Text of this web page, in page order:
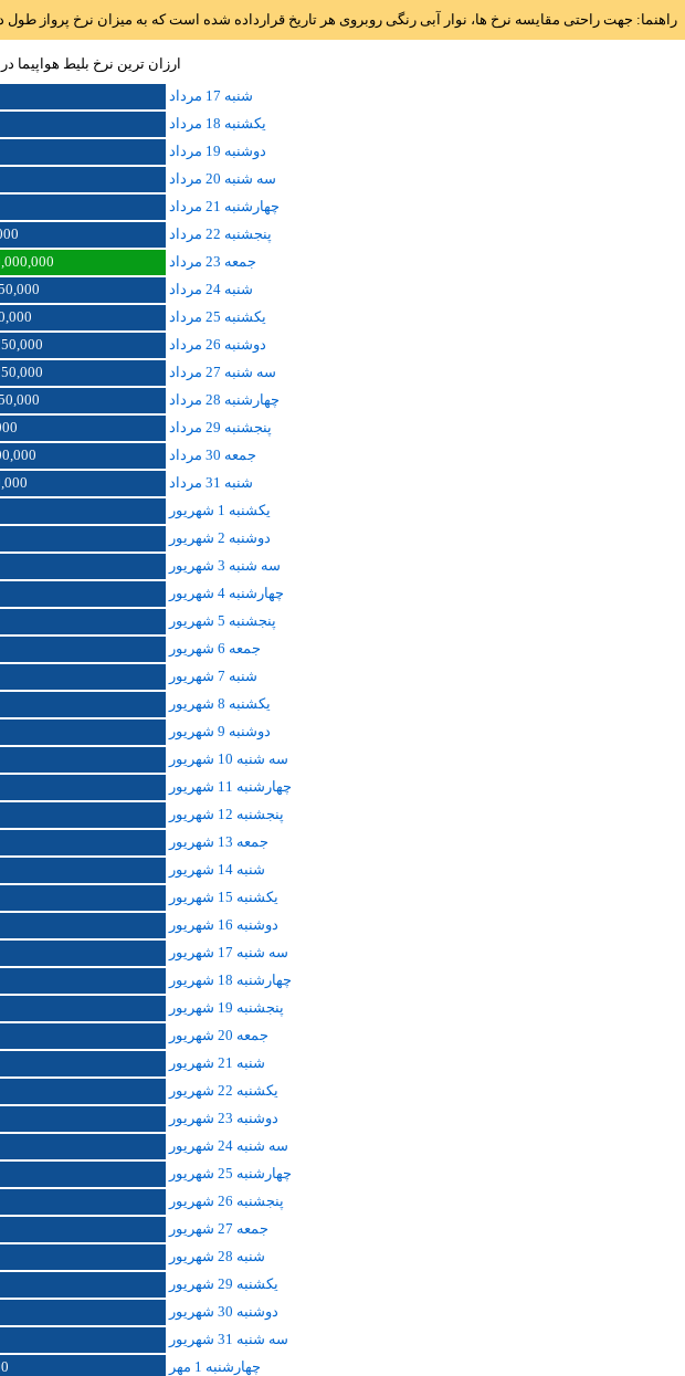
راهنما: جهت راحتی مقایسه نرخ ها، نوار آبی رنگی روبروی هر تاریخ قرارداده شده است که به میزان نرخ پرواز
ارزان ترین نرخ بلیط هواپیما
شنبه 17 مرداد
يکشنبه 18 مرداد
دوشنبه 19 مرداد
سه شنبه 20 مرداد
چهارشنبه 21 مرداد
پنجشنبه 22 مرداد
جمعه 23 مرداد
شنبه 24 مرداد
يکشنبه 25 مرداد
دوشنبه 26 مرداد
سه شنبه 27 مرداد
چهارشنبه 28 مرداد
پنجشنبه 29 مرداد
جمعه 30 مرداد
شنبه 31 مرداد
يکشنبه 1 شهریور
دوشنبه 2 شهریور
سه شنبه 3 شهریور
چهارشنبه 4 شهریور
پنجشنبه 5 شهریور
جمعه 6 شهریور
شنبه 7 شهریور
يکشنبه 8 شهریور
دوشنبه 9 شهریور
سه شنبه 10 شهریور
چهارشنبه 11 شهریور
پنجشنبه 12 شهریور
جمعه 13 شهریور
شنبه 14 شهریور
يکشنبه 15 شهریور
دوشنبه 16 شهریور
سه شنبه 17 شهریور
چهارشنبه 18 شهریور
پنجشنبه 19 شهریور
جمعه 20 شهریور
شنبه 21 شهریور
يکشنبه 22 شهریور
دوشنبه 23 شهریور
سه شنبه 24 شهریور
چهارشنبه 25 شهریور
پنجشنبه 26 شهریور
جمعه 27 شهریور
شنبه 28 شهریور
يکشنبه 29 شهریور
دوشنبه 30 شهریور
سه شنبه 31 شهریور
چهارشنبه 1 مهر